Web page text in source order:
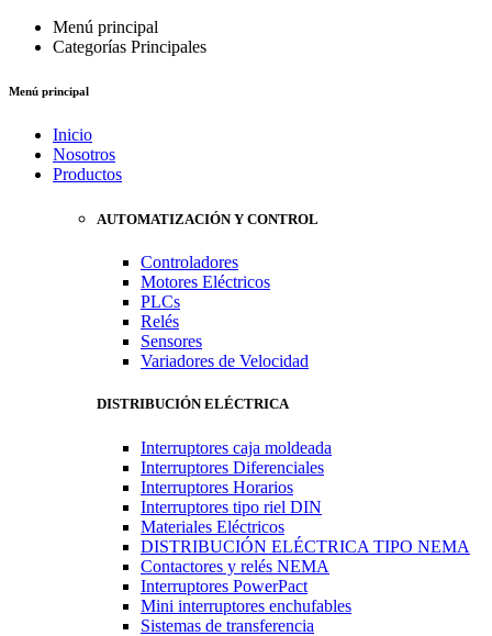
Menú principal
Categorías Principales
Menú principal
Inicio
Nosotros
Productos
AUTOMATIZACIÓN Y CONTROL
Controladores
Motores Eléctricos
PLCs
Relés
Sensores
Variadores de Velocidad
DISTRIBUCIÓN ELÉCTRICA
Interruptores caja moldeada
Interruptores Diferenciales
Interruptores Horarios
Interruptores tipo riel DIN
Materiales Eléctricos
DISTRIBUCIÓN ELÉCTRICA TIPO NEMA
Contactores y relés NEMA
Interruptores PowerPact
Mini interruptores enchufables
Sistemas de transferencia